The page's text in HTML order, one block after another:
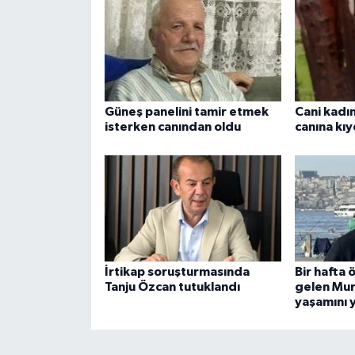
Güneş panelini tamir etmek
isterken canından oldu
Cani
canına
İrtikap soruşturmasında
Tanju Özcan tutuklandı
Bir hafta
gelen